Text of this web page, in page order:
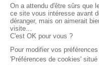
À PROPOS
CGV
Mentions légales
Données personnelles
Devenir adhérent